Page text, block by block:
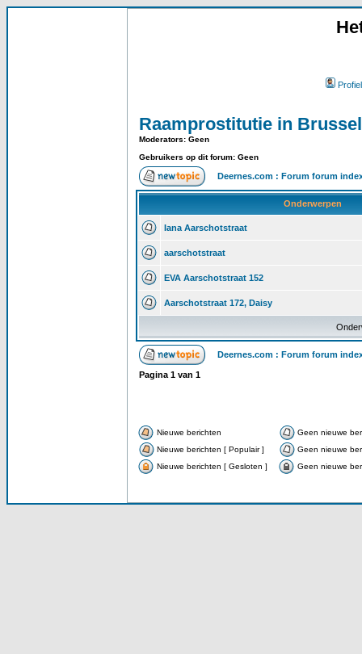
Profiel
Raamprostitutie in Brussel
Moderators: Geen
Gebruikers op dit forum: Geen
Deernes.com : Forum forum
Onderwerpen
Iana Aarschotstraat
aarschotstraat
EVA Aarschotstraat 152
Aarschotstraat 172, Daisy
Deernes.com : Forum forum
Pagina 1 van 1
Nieuwe berichten
Geen nieuwe
Nieuwe berichten [ Populair ]
Geen nieuwe
Nieuwe berichten [ Gesloten ]
Geen nieuwe